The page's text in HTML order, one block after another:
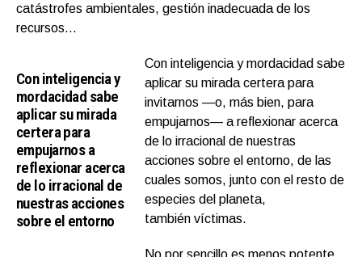
catástrofes ambientales, gestión inadecuada de los
recursos…
Con inteligencia y
mordacidad sabe
aplicar su mirada
certera para
empujarnos a
reflexionar acerca
de lo irracional de
nuestras acciones
sobre el entorno
Con inteligencia y mordacidad sabe
aplicar su mirada certera para
invitarnos —o, más bien, para
empujarnos— a reflexionar acerca
de lo irracional de nuestras
acciones sobre el entorno, de las
cuales somos, junto con el resto de
especies del planeta,
también víctimas.
No por sencillo es menos potente